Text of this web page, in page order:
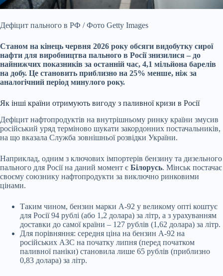
Дефіцит пального в РФ / Фото Getty Images
Станом на кінець червня 2026 року обсяги видобутку сирої
нафти для виробництва пального в Росії знизилися – до
найнижчих показників за останній час, 4,1 мільйона барелів
на добу. Це становить приблизно на 25% менше, ніж за
аналогічний період минулого року.
Як інші країни отримують вигоду з паливної кризи в Росії
Дефіцит нафтопродуктів на внутрішньому ринку країни змусив
російський уряд терміново шукати закордонних постачальників,
на що вказала Служба зовнішньої розвідки України.
Наприклад, одним з ключових імпортерів бензину та дизельного
пального для Росії на даний момент є Білорусь. Мінськ постачає
своєму союзнику нафтопродукти за виключно ринковими
цінами.
Таким чином, бензин марки А-92 у великому опті коштує
для Росії 94 рублі (або 1,2 долара) за літр, а з урахуванням
доставки до самої країни – 127 рублів (1,62 долара) за літр.
Для порівняння: середня ціна на бензин А-92 на
російських АЗС на початку липня (перед початком
паливної паніки) становила лише 65 рублів (приблизно
0,83 долара) за літр.